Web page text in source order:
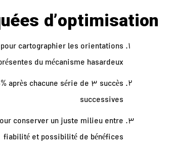
d’optimisation
cartographier les orientations
du mécanisme hasardeux
après chacune série de 3 succès
successives
conserver un juste milieu entre
fiabilité et possibilité de bénéfices